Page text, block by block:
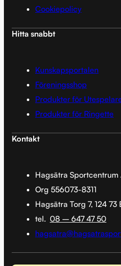
Cookiepolicy
Hitta snabbt
Kunskapsportalen
Föreningsshop
Produkter för
Produkter för Ringette
Kontakt
Hagsätra Sportcentrum
Org 556073-8311
Hagsätra Torg 7, 124
tel. 08 – 647 47 50